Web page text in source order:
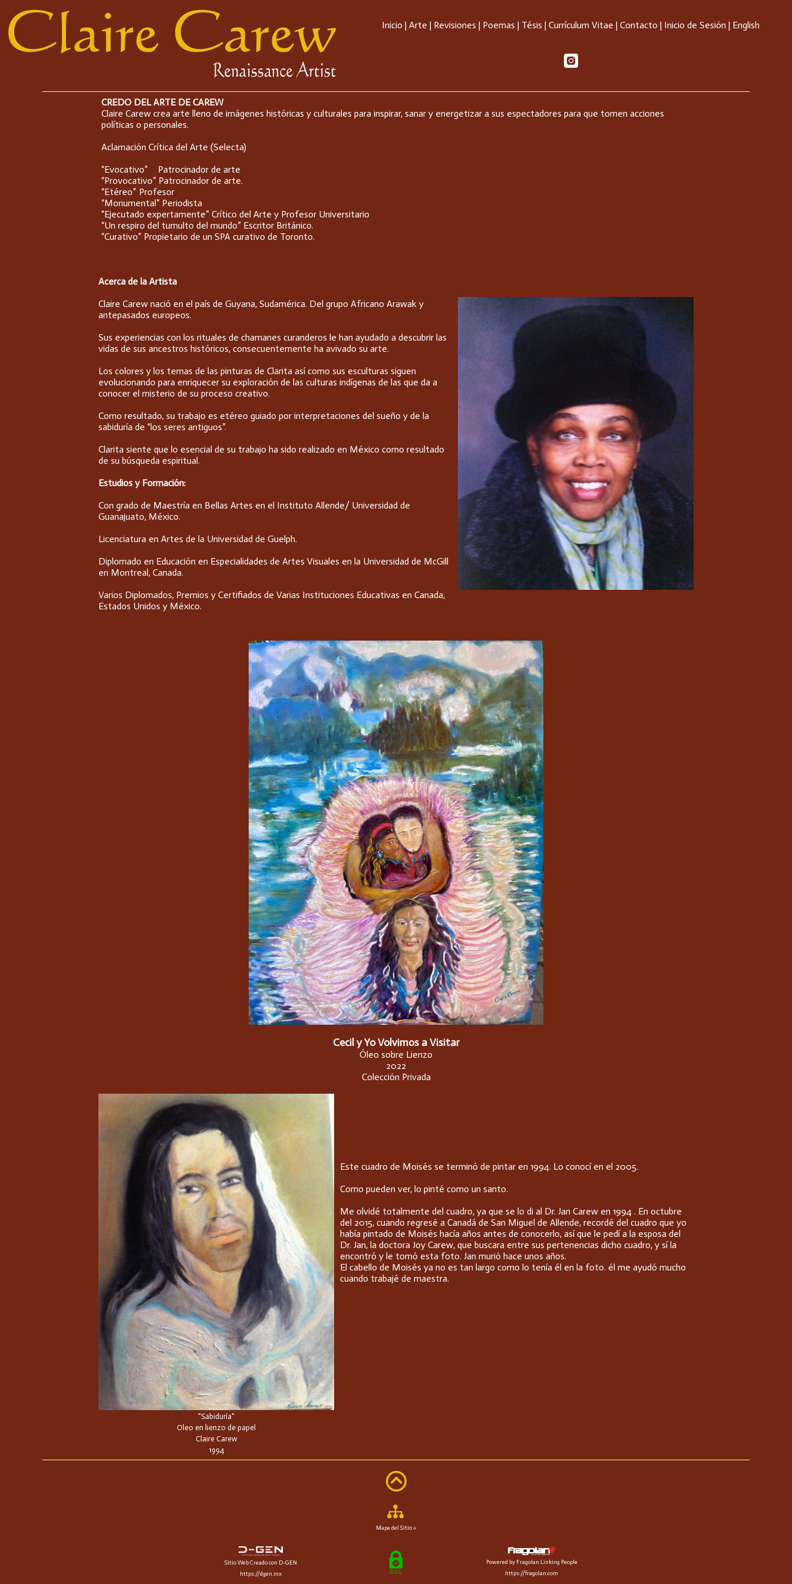
Inicio | Arte | Revisiones | Poemas | Tésis | Currículum Vitae | Contacto | Inicio de Sesión | English
CREDO DEL ARTE DE CAREW
Claire Carew crea arte lleno de imágenes históricas y culturales para inspirar, sanar y energetizar a sus espectadores para que tomen acciones
políticas o personales.
Aclamación Crítica del Arte (Selecta)
“Evocativo”
Patrocinador de arte
“Provocativo” Patrocinador de arte.
“Etéreo” Profesor
“Monumental” Periodista
“Ejecutado expertamente” Crítico del Arte y Profesor Universitario
“Un respiro del tumulto del mundo” Escritor Británico.
“Curativo” Propietario de un SPA curativo de Toronto.
Acerca de la Artista
Claire Carew nació en el país de Guyana, Sudamérica. Del grupo Africano Arawak y
antepasados europeos.
Sus experiencias con los rituales de chamanes curanderos le han ayudado a descubrir las
vidas de sus ancestros históricos, consecuentemente ha avivado su arte.
Los colores y los temas de las pinturas de Clarita así como sus esculturas siguen
evolucionando para enriquecer su exploración de las culturas indígenas de las que da a
conocer el misterio de su proceso creativo.
Como resultado, su trabajo es etéreo guiado por interpretaciones del sueño y de la
sabiduría de “los seres antiguos”.
Clarita siente que lo esencial de su trabajo ha sido realizado en México como resultado
de su búsqueda espiritual.
Estudios y Formación:
Con grado de Maestría en Bellas Artes en el Instituto Allende/ Universidad de
Guanajuato, México.
Licenciatura en Artes de la Universidad de Guelph.
Diplomado en Educación en Especialidades de Artes Visuales en la Universidad de McGill
en Montreal, Canada.
Varios Diplomados, Premios y Certifiados de Varias Instituciones Educativas en Canada,
Estados Unidos y México.
Cecil y Yo Volvimos a Visitar
Óleo sobre Lienzo
2022
Colección Privada
"Sabiduría"
Oleo en lienzo de papel
Claire Carew
1994
Este cuadro de Moisés se terminó de pintar en 1994. Lo conocí en el 2005.
Como pueden ver, lo pinté como un santo.
Me olvidé totalmente del cuadro, ya que se lo di al Dr. Jan Carew en 1994 . En octubre
del 2015, cuando regresé a Canadá de San Miguel de Allende, recordé del cuadro que yo
había pintado de Moisés hacía años antes de conocerlo, así que le pedí a la esposa del
Dr. Jan, la doctora Joy Carew, que buscara entre sus pertenencias dicho cuadro, y sí la
encontró y le tomó esta foto. Jan murió hace unos años.
El cabello de Moisés ya no es tan largo como lo tenía él en la foto. él me ayudó mucho
cuando trabajé de maestra.
Mapa del Sitio »
Sitio Web Creado con D-GEN
https://dgen.mx
Powered by Fragolan Linking People
https://fragolan.com